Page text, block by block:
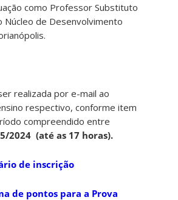
como Professor Substituto
Núcleo de Desenvolvimento
realizada por e-mail ao
respectivo, conforme item
compreendido entre
2024 (até as 17 horas).
de inscrição
de pontos para a Prova